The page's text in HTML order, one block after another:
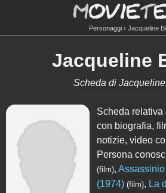
Personaggi Jacqueline
Jacqueline
Scheda di
Scheda relativa
con biografia,
notizie, video
Persona
(film),Assassinio
(1974) (film), La